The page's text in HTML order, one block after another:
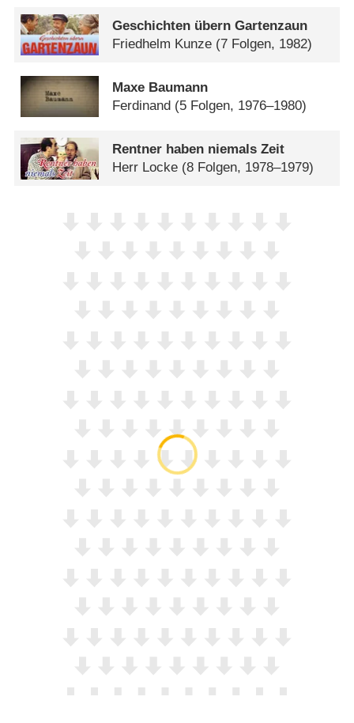
Geschichten übern Gartenzaun
Friedhelm Kunze (7 Folgen, 1982)
Maxe Baumann
Ferdinand (5 Folgen, 1976–1980)
Rentner haben niemals Zeit
Herr Locke (8 Folgen, 1978–1979)